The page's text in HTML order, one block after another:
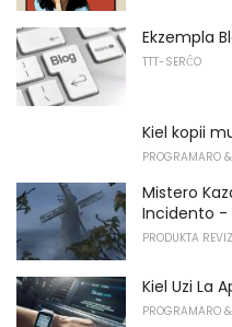
Ekzempla
TTT-SERĈO
Kiel kopii
PROGRAMARO
Mistero
Incidento -
PRODUKTA
Kiel Uzi La
PROGRAMARO